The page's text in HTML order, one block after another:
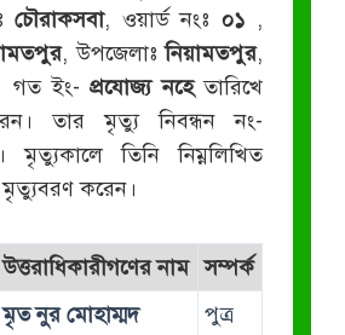
চৌরাকসবা, ওয়ার্ড নংঃ ০১ ,
, উপজেলাঃনিয়ামতপুর,
গত ইং-প্রযোজ্য নহেতারিখে
তার মৃত্যু নিবন্ধন নং-
মৃত্যুকালে তিনি নিম্নলিখিত
করেন।
উত্তরাধিকারীগণের নাম সম্পর্ক
মৃত নুর মোহাম্মদ পুত্র